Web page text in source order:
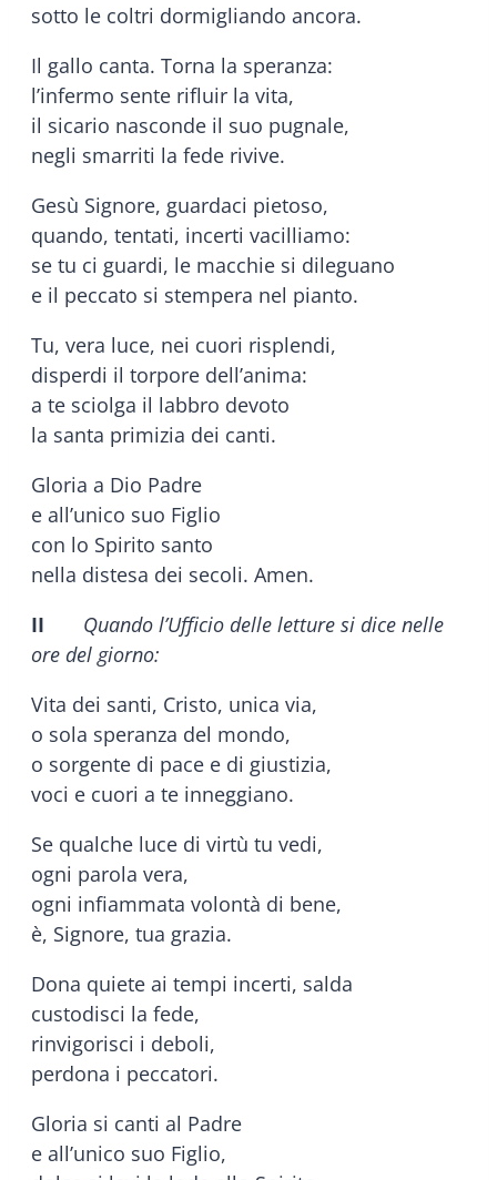
sotto le coltri dormigliando ancora.
Il gallo canta. Torna la speranza:
l’infermo sente rifluir la vita,
il sicario nasconde il suo pugnale,
negli smarriti la fede rivive.
Gesù Signore, guardaci pietoso,
quando, tentati, incerti vacilliamo:
se tu ci guardi, le macchie si dileguano
e il peccato si stempera nel pianto.
Tu, vera luce, nei cuori risplendi,
disperdi il torpore dell’anima:
a te sciolga il labbro devoto
la santa primizia dei canti.
Gloria a Dio Padre
e all’unico suo Figlio
con lo Spirito santo
nella distesa dei secoli. Amen.
II
Quando l’Ufficio delle letture si dice nelle
ore del giorno:
Vita dei santi, Cristo, unica via,
o sola speranza del mondo,
o sorgente di pace e di giustizia,
voci e cuori a te inneggiano.
Se qualche luce di virtù tu vedi,
ogni parola vera,
ogni infiammata volontà di bene,
è, Signore, tua grazia.
Dona quiete ai tempi incerti, salda
custodisci la fede,
rinvigorisci i deboli,
perdona i peccatori.
Gloria si canti al Padre
e all’unico suo Figlio,